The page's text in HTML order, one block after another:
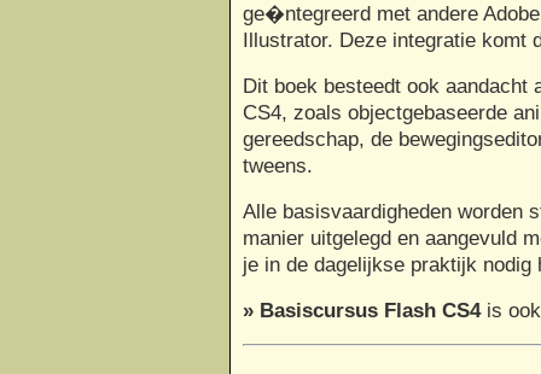
ge�ntegreerd met andere
Illustrator. Deze integratie komt
Dit boek besteedt ook aandacht
CS4, zoals objectgebaseerde
gereedschap, de
tweens.
Alle basisvaardigheden worden
manier uitgelegd en aangevuld
je in de dagelijkse praktijk nodig
» Basiscursus Flash CS4is